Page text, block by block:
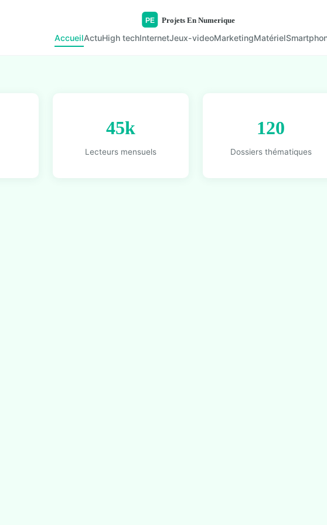
AccueilActuHigh techInternetJeux-videoMarketingMatériel
45k
Lecteurs mensuels
120
Dossiers thématiques